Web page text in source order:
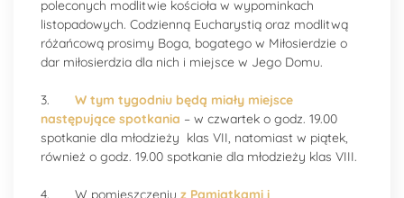
poleconych modlitwie kościoła w wypominkach
listopadowych. Codzienną Eucharystią oraz modlitwą
różańcową prosimy Boga, bogatego w Miłosierdzie o
dar miłosierdzia dla nich i miejsce w Jego Domu.
3. W tym tygodniu będą miały miejsce
następujące spotkania – w czwartek o godz. 19.00
spotkanie dla młodzieży klas VII, natomiast w piątek,
również o godz. 19.00 spotkanie dla młodzieży klas VIII.
4. W pomieszczeniu z Pamiątkami i